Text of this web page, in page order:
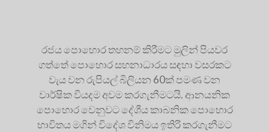
රජය පොහොර තහනම් කිරීමට මුලින් පියවර
ගත්තේ පොහොර සහනාධාරය සඳහා වසරකට
වැය වන රුපියල් බිලියන 60ක් පමණ වන
වාර්ෂික වියදම අවම කරගැනීමටයි. ආනයනික
පොහොර වෙනුවට දේශීය කාබනික පොහොර
භාවිතය මගින් විදේශ විනිමය ඉතිරි කරගැනීමට